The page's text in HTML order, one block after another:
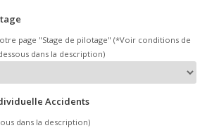
page "Stage de pilotage" (*Voir conditions de
dans la description)
Accidents
dans la description)